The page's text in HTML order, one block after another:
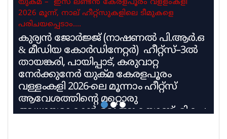
യുക്മ – ഇസ ലണ്ടൻ കേരളപൂരം വളളംകളി
2026 മൂന്ന്, നാല് ഹീറ്റ്സുകളിലെ ടീമുകളെ
പരിചയപ്പെടാം….
കുര്യൻ ജോർജ്ജ് (നാഷണൽ പി.ആർ.ഒ
& മീഡിയ കോർഡിനേറ്റർ) ഹീറ്റ്സ്–3ൽ
തായങ്കരി, പായിപ്പാട്, കരുവാറ്റ
നേർക്കുനേർ യുക്മ കേരളപൂരം
വള്ളംകളി 2026-ലെ മൂന്നാം ഹീറ്റ്സ്
ആവേശത്തിന്റെ മറ്റൊരു
അധ്യായമാകാൻ ഒരുങ്ങുകയാണ്. മികച്ച